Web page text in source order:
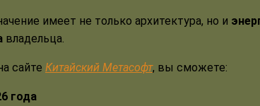
имеет не только архитектура, но и
владельца.
сайте Китайский Метасофт, вы сможете:
года